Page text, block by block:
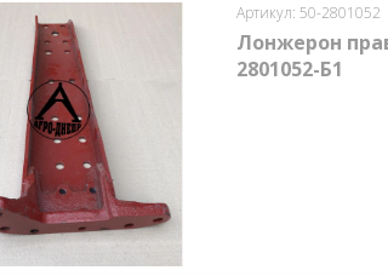
Артикул: 50-2801052
Лонжерон
2801052-Б1